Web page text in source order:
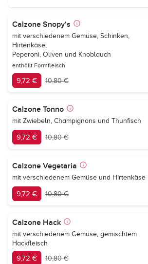
Calzone Snopy‘s
mit verschiedenem Gemüse, Schinken,
Hirtenkäse,
Peperoni, Oliven und Knoblauch
enthällt Formfleisch
9,72 € 10,80 €
Calzone Tonno
mit Zwiebeln, Champignons und Thunfisch
9,72 € 10,80 €
Calzone Vegetaria
mit verschiedenem Gemüse und Hirtenkäse
9,72 € 10,80 €
Calzone Hack
mit verschiedenem Gemüse, gemischtem
Hackfleisch
9,72 € 10,80 €